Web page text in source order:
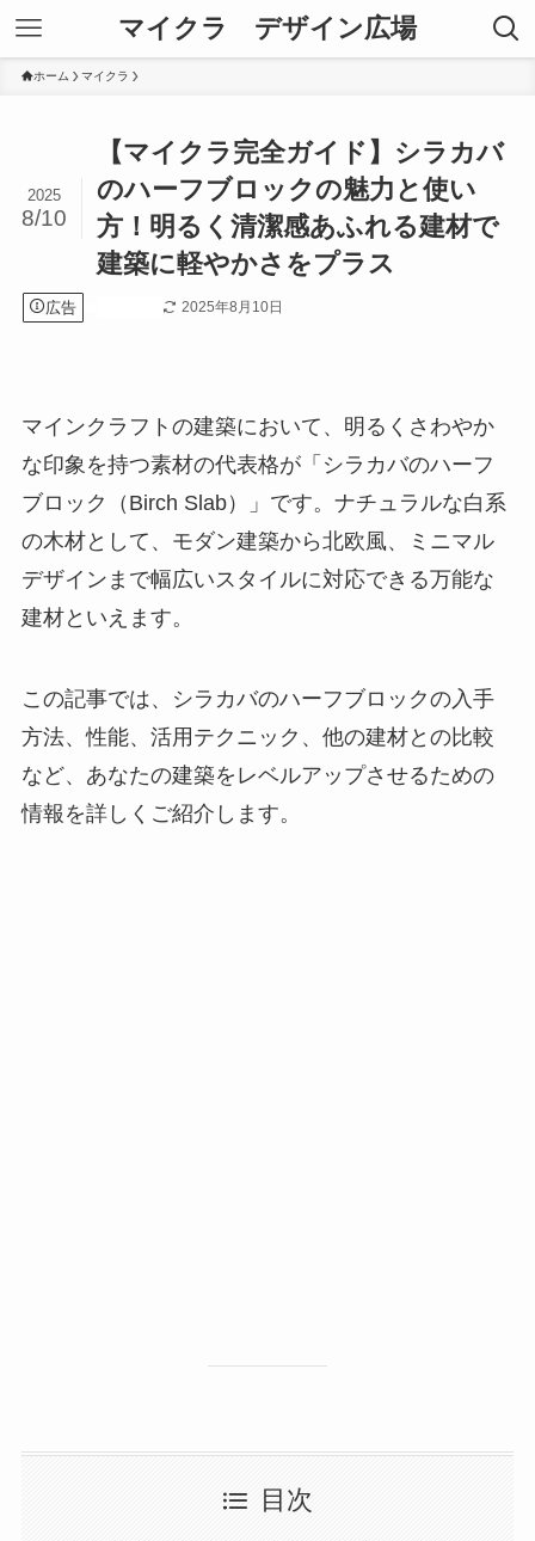
マイクラ デザイン広場
ホーム マイクラ
【マイクラ完全ガイド】シラカバ
のハーフブロックの魅力と使い
方！明るく清潔感あふれる建材で
建築に軽やかさをプラス
2025
8/10
広告 2025年8月10日
マインクラフトの建築において、明るくさわやか
な印象を持つ素材の代表格が「シラカバのハーフ
ブロック（Birch Slab）」です。ナチュラルな白系
の木材として、モダン建築から北欧風、ミニマル
デザインまで幅広いスタイルに対応できる万能な
建材といえます。
この記事では、シラカバのハーフブロックの入手
方法、性能、活用テクニック、他の建材との比較
など、あなたの建築をレベルアップさせるための
情報を詳しくご紹介します。
目次